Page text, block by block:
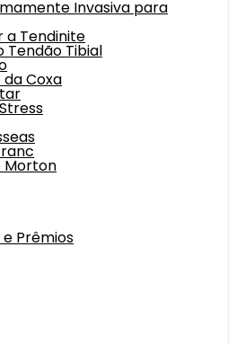
Invasiva para
Tendinite
Tendão Tibial
Coxa
Morton
Prêmios